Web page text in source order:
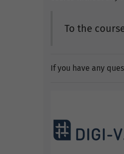
To the
If you have any